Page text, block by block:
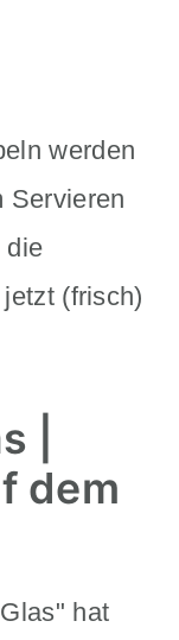
werden
Servieren
die
(frisch)
|
dem
hat